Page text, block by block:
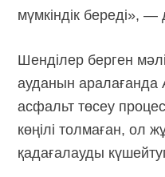
мүмкіндік береді»,
Шенділер берген
ауданын
асфальт төсеу
көңілі толмаған, ол
қадағалауды